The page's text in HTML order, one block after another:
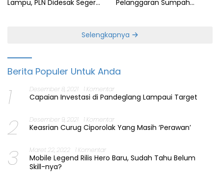
Lampu, PLN Didesak Segera
Pelanggaran Sumpah
Selengkapnya
Berita Populer Untuk Anda
1 Desember 8, 2021 1 Komentar
Capaian Investasi di Pandeglang Lampaui Target
2 Desember 9, 2021 1 Komentar
Keasrian Curug Ciporolak Yang Masih ‘Perawan’
3 Maret 22, 2022 1 Komentar
Mobile Legend Rilis Hero Baru, Sudah Tahu Belum
Skill-nya?